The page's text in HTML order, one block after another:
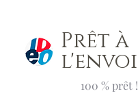
Prêt à
l'envoi
100 % prêt !